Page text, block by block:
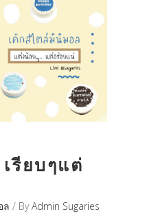
รียบๆแต่
ล ByAdmin Sugaries